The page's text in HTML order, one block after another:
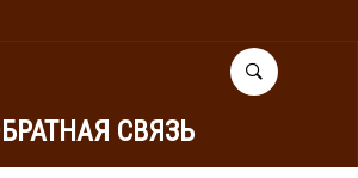
СВЯЗЬ